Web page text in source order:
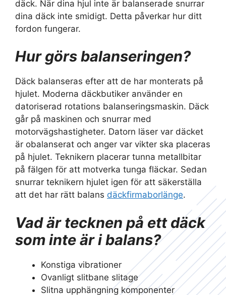
däck. När dina hjul inte är balanserade snurrar
dina däck inte smidigt. Detta påverkar hur ditt
fordon fungerar.
Hur görs balanseringen?
Däck balanseras efter att de har monterats på
hjulet. Moderna däckbutiker använder en
datoriserad rotations balanseringsmaskin. Däck
går på maskinen och snurrar med
motorvägshastigheter. Datorn läser var däcket
är obalanserat och anger var vikter ska placeras
på hjulet. Teknikern placerar tunna metallbitar
på fälgen för att motverka tunga fläckar. Sedan
snurrar teknikern hjulet igen för att säkerställa
att det har rätt balans däckfirmaborlänge.
Vad är tecknen på ett däck
som inte är i balans?
Konstiga vibrationer
Ovanligt slitbane slitage
Slitna upphängning komponenter